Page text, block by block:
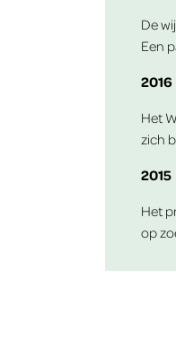
De
Een
2016
Het
zich
2015
Het
op